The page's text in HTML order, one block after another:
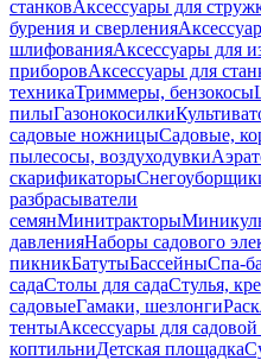
станковАксессуары для
бурения и сверления
шлифованияАксессуары для
приборовАксессуары для
техникаТриммеры, бензокосы
пилыГазонокосилки
садовые ножницыСадовые,
пылесосы, воздуходувки
скарификаторы
разбрасыватели
семянМинитракторы
давленияНаборы садового
пикникБатутыБассейныСпа-
садаСтолы для садаСтулья,
садовыеГамаки, шезлонги
тентыАксессуары для
коптильниДетская площадка